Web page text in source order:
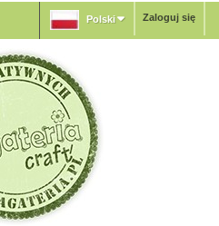
Zaloguj się
Polski